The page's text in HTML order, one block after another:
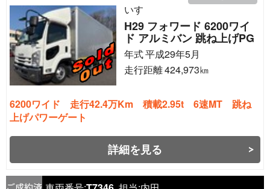
いすゞ
H29 フォワード 6200ワイ
ド アルミバン 跳ね上げPG
年式平成29年5月
走行距離424,973㎞
6200ワイド 走行42.4万Km 積載2.95t 6速MT 跳ね
上げパワーゲート
詳細を見る